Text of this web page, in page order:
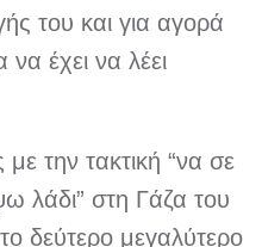
του και για αγορά
έχει να λέει
την τακτική “να σε
λάδι” στη Γάζα του
δεύτερο μεγαλύτερο